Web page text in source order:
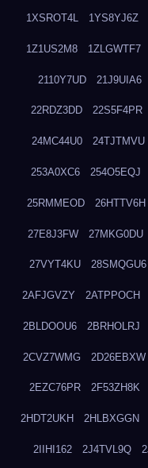
1XSROT4L 1YS8YJ6Z
1Z1US2M8 1ZLGWTF7
2110Y7UD 21J9UIA6
22RDZ3DD 22S5F4PR
24MC44U0 24TJTMVU
253A0XC6 254O5EQJ
25RMMEOD 26HTTV6H
27E8J3FW 27MKG0DU
27VYT4KU 28SMQGU6
2AFJGVZY 2ATPPOCH
2BLDOOU6 2BRHOLRJ
2CVZ7WMG 2D26EBXW
2EZC76PR 2F53ZH8K
2HDT2UKH 2HLBXGGN
2IIHI162 2J4TVL9Q